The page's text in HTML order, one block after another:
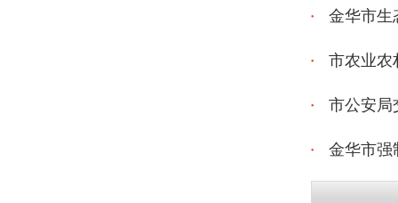
金华市生
市农业农
市公安局
金华市强